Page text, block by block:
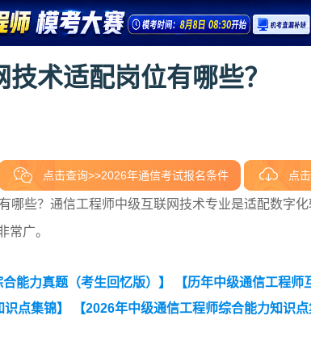
术适配岗位有哪些？
点击查询>>2026年通信考试报名条件 点
哪些？通信工程师中级互联网技术专业是适配数字化
常广。
能力真题（考生回忆版）】
【历年中级通信工程
点集锦】 【2026年中级通信工程师综合能力知识点